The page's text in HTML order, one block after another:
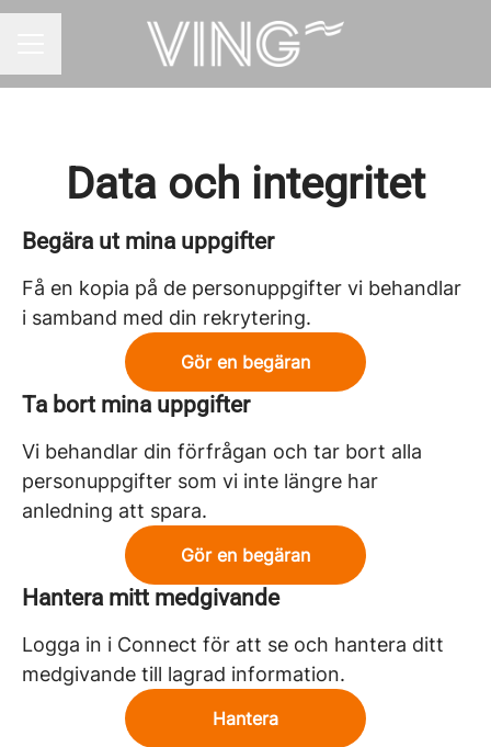
Data och integritet
Begära ut mina uppgifter
Få en kopia på de personuppgifter vi behandlar
i samband med din rekrytering.
Gör en begäran
Ta bort mina uppgifter
Vi behandlar din förfrågan och tar bort alla
personuppgifter som vi inte längre har
anledning att spara.
Gör en begäran
Hantera mitt medgivande
Logga in i Connect för att se och hantera ditt
medgivande till lagrad information.
Hantera